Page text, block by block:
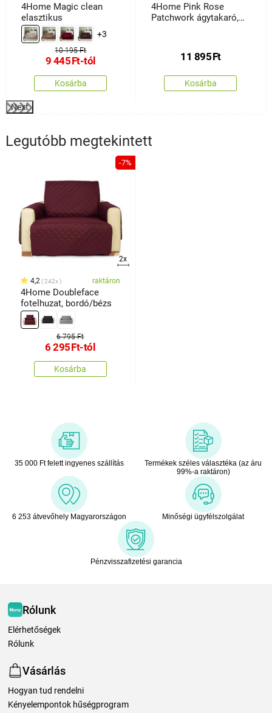
4Home Magic clean
elasztikus
+3
10 195 Ft
9 445Ft-tól
Kosárba
4Home Pink Rose
Patchwork ágytakaró,
11 895Ft
Kosárba
Next
Legutóbb megtekintett
-7%
2x
4,2 242x raktáron
4Home Doubleface
fotelhuzat, bordó/bézs
6 795 Ft
6 295Ft-tól
Kosárba
35 000 Ft felett ingyenes szállítás
Termékek széles választéka (az áru
99%-a raktáron)
6 253 átvevőhely Magyarországon Minőségi ügyfélszolgálat
Pénzvisszafizetési garancia
Rólunk
Elérhetőségek
Rólunk
Vásárlás
Hogyan tud rendelni
Kényelempontok hűségprogram